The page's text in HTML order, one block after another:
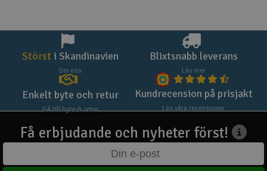
Störst i Skandinavien
Om oss
Blixtsnabb leverans
Läs mer
Enkelt byte och retur
Gå till byte & retur
Kundrecension på prisjakt
Läs våra recensioner
Få erbjudande och nyheter först!